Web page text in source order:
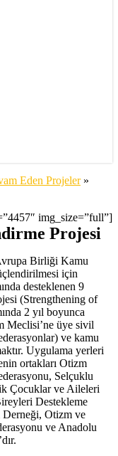
Eden Projeler»
img_size=”full”]
Projesi
Birliği Kamu
için
desteklenen 9
(Strengthening of
2 yıl boyunca
Meclisi’ne üye sivil
ve kamu
Uygulama yerleri
ortakları Otizm
Selçuklu
Çocuklar ve Aileleri
Destekleme
Otizm ve
ve Anadolu